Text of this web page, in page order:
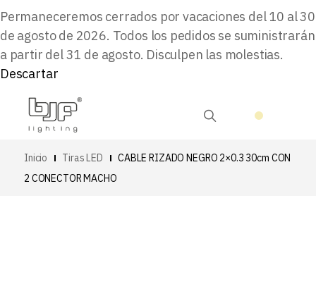
Permaneceremos cerrados por vacaciones del 10 al 30
de agosto de 2026. Todos los pedidos se suministrarán
a partir del 31 de agosto. Disculpen las molestias.
Descartar
Inicio Tiras LED
CABLE RIZADO NEGRO 2×0.3 30cm CON
2 CONECTOR MACHO